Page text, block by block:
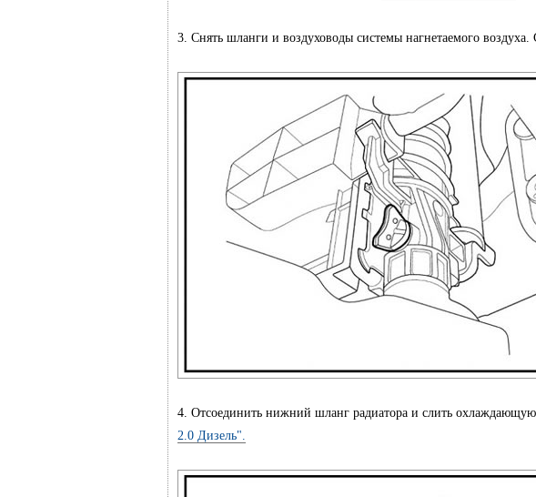
3. Снять шланги и воздуховоды системы нагнетаемого воздуха.
4. Отсоединить нижний шланг радиатора и слить
2.0 Дизель".